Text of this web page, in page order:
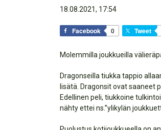
18.08.2021, 17:54
Facebook 0 Tweet
Molemmilla joukkueilla
Dragonseilla tiukka tappio
lisätä. Dragonsit ovat saaneet
Edellinen peli, tiukkoine
nähty ettei ns.”ylikylän